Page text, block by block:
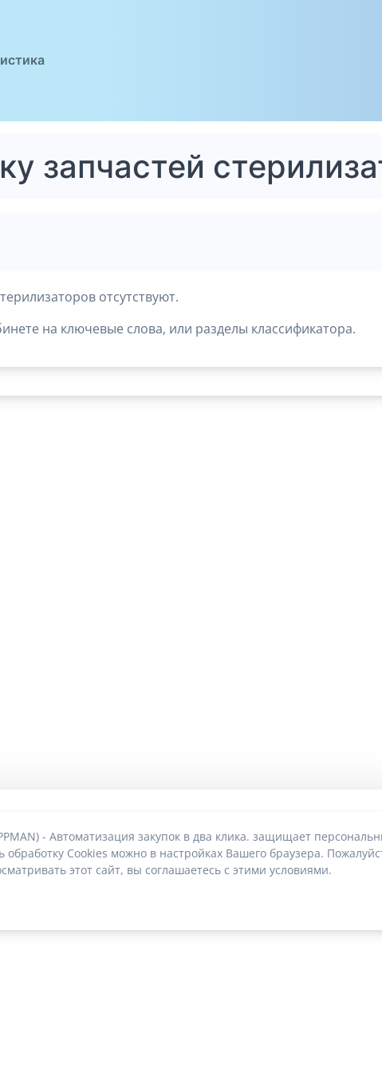
запчастей
отсутствуют.
на ключевые слова, или разделы классификатора.
- Автоматизация закупок в два клика. защищает
Cookies можно в настройках Вашего браузера.
этот сайт, вы соглашаетесь с этими условиями.